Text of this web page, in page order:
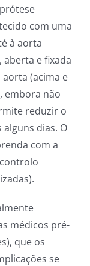
com uma
à aorta
aberta e fixada
aorta (acima e
embora não
reduzir o
dias. O
com a
médicos pré-
que os
se